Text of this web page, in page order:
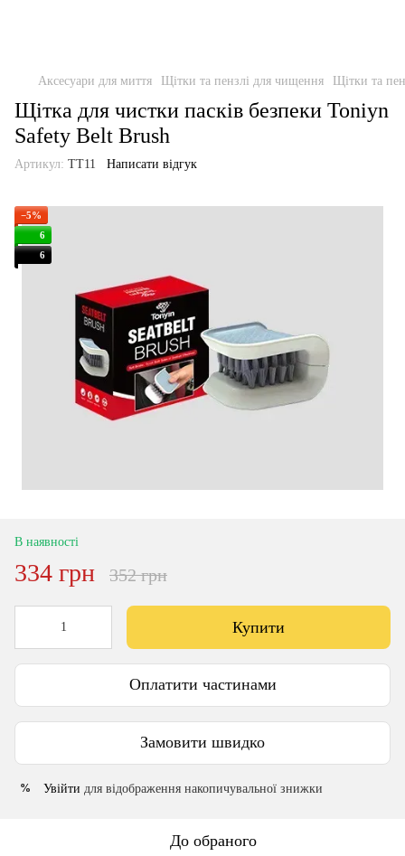
Аксесуари для миття Щітки та пензлі для чищення Щітки та
Щітка для чистки пасків безпеки Toniyn
Safety Belt Brush
Артикул: TT11 Написати відгук
−5%
6
6
В наявності
334 грн 352 грн
Купити
Оплатити частинами
Замовити швидко
% Увійти для відображення накопичувальної знижки
До обраного